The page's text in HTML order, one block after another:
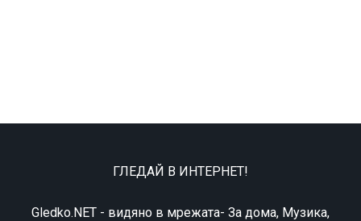
ГЛЕДАЙ В ИНТЕРНЕТ!
Gledko.NET - видяно в мрежата- За дома, Музика,